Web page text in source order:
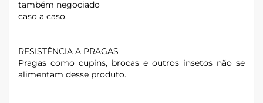
também negociado
caso a caso.
RESISTÊNCIA A PRAGAS
Pragas como cupins, brocas e outros insetos não se
alimentam desse produto.